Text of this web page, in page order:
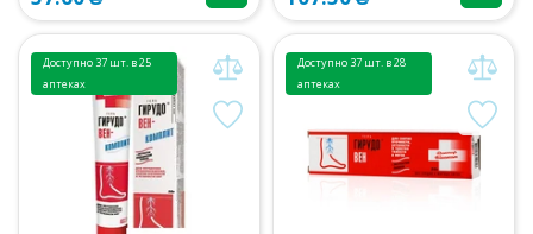
Доступно 37 шт. в 25
аптеках
Доступно 37 шт. в 28
аптеках